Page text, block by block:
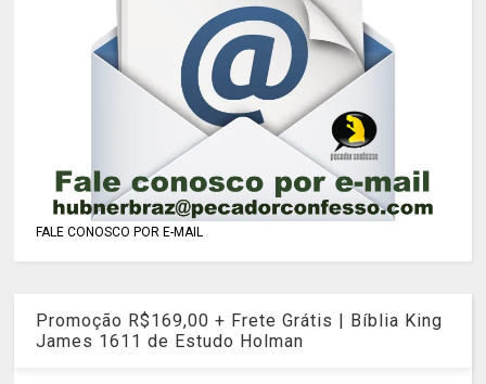
FALE CONOSCO POR E-MAIL
Promoção R$169,00 + Frete Grátis | Bíblia King
James 1611 de Estudo Holman